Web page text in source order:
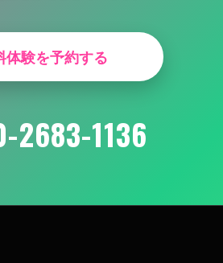
体験を予約する
2683-1136